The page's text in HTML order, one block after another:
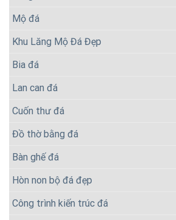
Mộ đá
Khu Lăng Mộ Đá Đẹp
Bia đá
Lan can đá
Cuốn thư đá
Đồ thờ bằng đá
Bàn ghế đá
Hòn non bộ đá đẹp
Công trình kiến trúc đá